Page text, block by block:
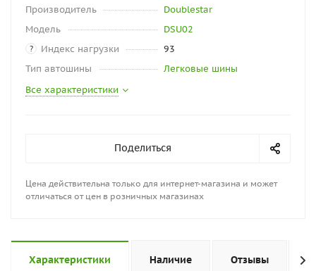
Производитель
Doublestar
Модель
DSU02
? Индекс нагрузки
93
Тип автошины
Легковые шины
Все характеристики
Поделиться
Цена действительна только для интернет-магазина и может
отличаться от цен в розничных магазинах
Характеристики Наличие Отзывы